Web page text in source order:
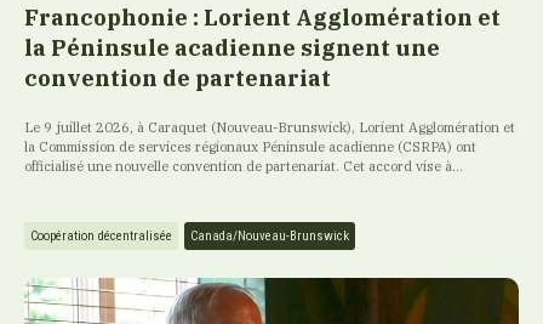
Francophonie : Lorient Agglomération et
la Péninsule acadienne signent une
convention de partenariat
Le 9 juillet 2026, à Caraquet (Nouveau-Brunswick), Lorient Agglomération et
la Commission de services régionaux Péninsule acadienne (CSRPA) ont
officialisé une nouvelle convention de partenariat. Cet accord vise à...
Coopération décentralisée Canada/Nouveau-Brunswick